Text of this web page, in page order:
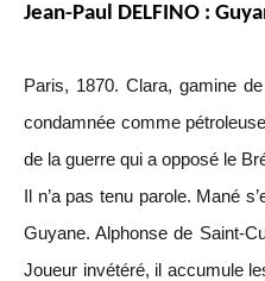
Jean-Paul DELFINO :
Paris, 1870. Clara, gamine
condamnée comme
de la guerre qui a opposé le
Il n’a pas tenu parole. Mané
Guyane. Alphonse de Saint-
Joueur invétéré, il accumule